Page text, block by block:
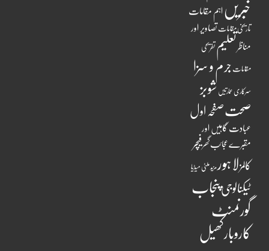
خبریں اہم مقامات
تاریخی مقامات تصاویر اور
مناظر تعلیم تفریحی
مقامات جرم و سزا
سرکاری عمارتیں شوبز
صحت صفحہ اول
عبادت گاہیں اور
مقبرے عجائب گھر فیچر
کالمزلاہور مزید ملٹی میڈیا
ٹیکنالوجیپنجاب
گورنمنٹ
کاروبار کھیل